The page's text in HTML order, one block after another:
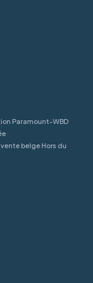
Paramount-WBD
belge Hors du